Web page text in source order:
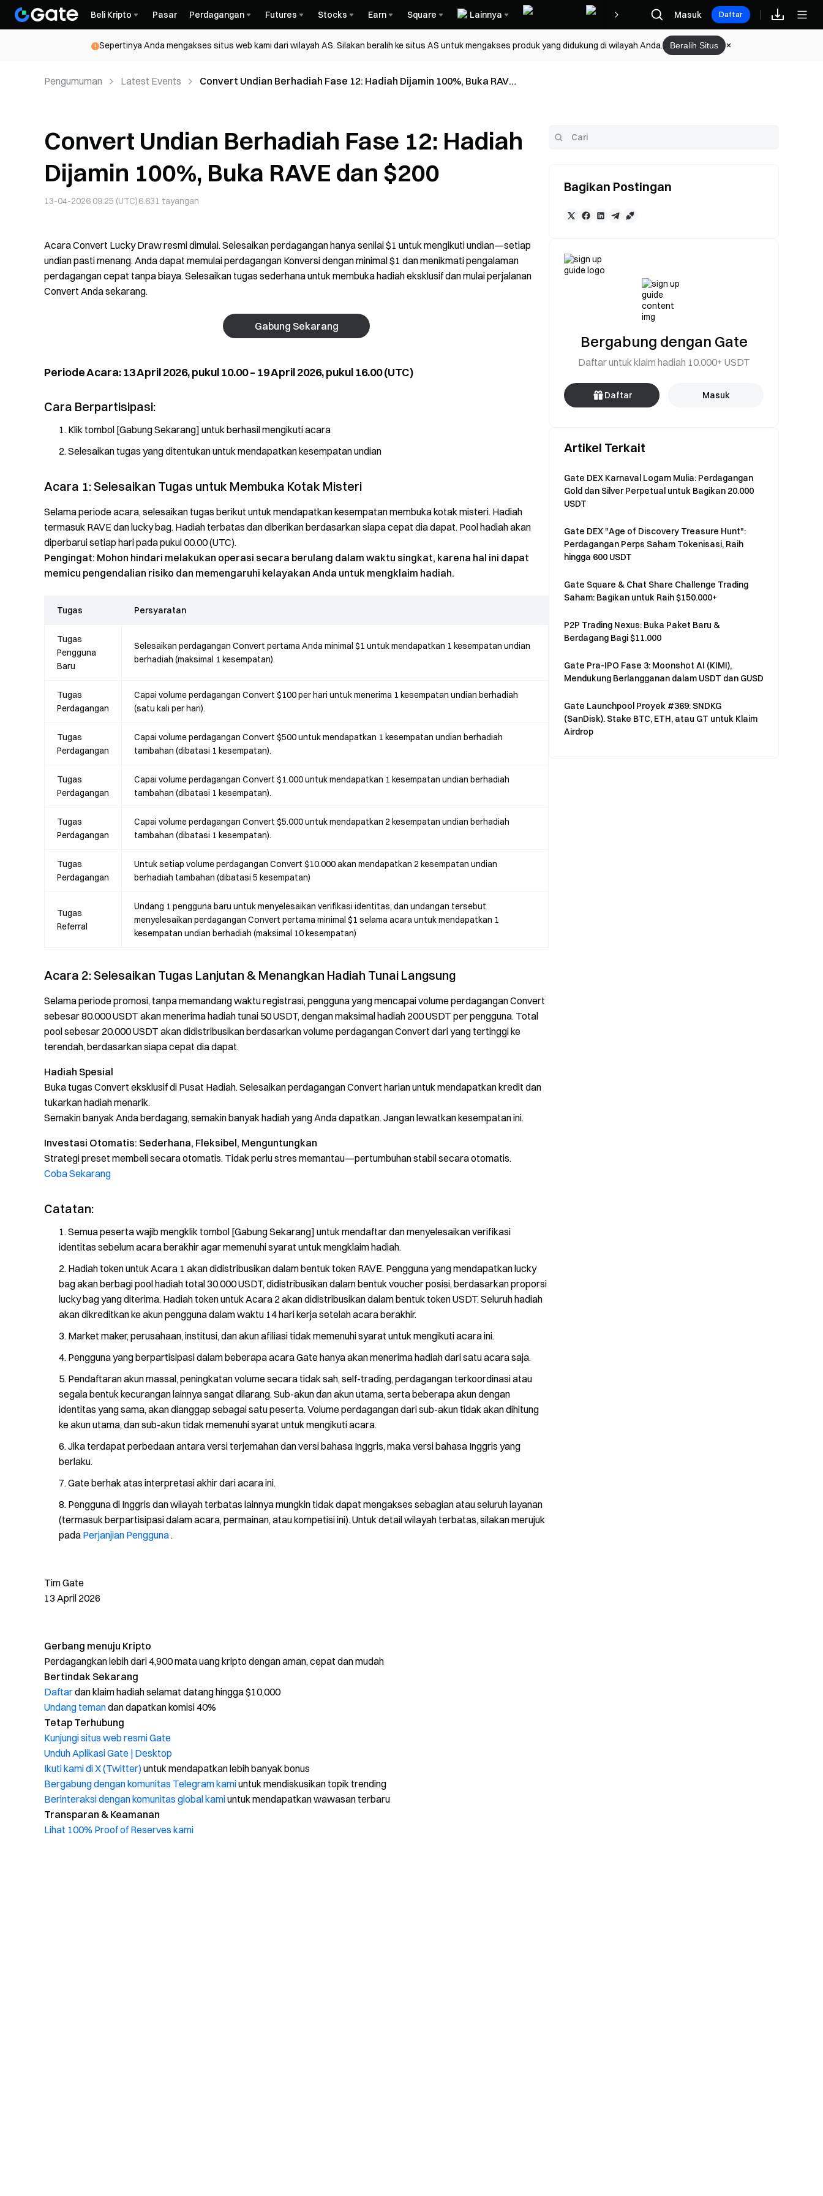
Beli Kripto Pasar Perdagangan Futures Stocks Earn Square Lainnya Hadiah Masuk Daftar
Sepertinya Anda mengakses situs web kami dari wilayah AS. Silakan beralih ke situs AS untuk mengakses produk yang didukung di wilayah Anda. Beralih Situs
Pengumuman Latest Events
Convert Undian Berhadiah Fase 12: Hadiah Dijamin 100%, Buka RAVE
Convert Undian Berhadiah Fase 12: Hadiah
Dijamin 100%, Buka RAVE dan $200
13-04-2026 09.25 (UTC)6.631 tayangan
Acara Convert Lucky Draw resmi dimulai. Selesaikan perdagangan hanya senilai $1 untuk mengikuti undian—setiap
undian pasti menang. Anda dapat memulai perdagangan Konversi dengan minimal $1 dan menikmati pengalaman
perdagangan cepat tanpa biaya. Selesaikan tugas sederhana untuk membuka hadiah eksklusif dan mulai perjalanan
Convert Anda sekarang.
Gabung Sekarang
Periode Acara: 13 April 2026, pukul 10.00 – 19 April 2026, pukul 16.00 (UTC)
Cara Berpartisipasi:
Klik tombol [Gabung Sekarang] untuk berhasil mengikuti acara
Selesaikan tugas yang ditentukan untuk mendapatkan kesempatan undian
Acara 1: Selesaikan Tugas untuk Membuka Kotak Misteri
Selama periode acara, selesaikan tugas berikut untuk mendapatkan kesempatan membuka kotak misteri. Hadiah
termasuk RAVE dan lucky bag. Hadiah terbatas dan diberikan berdasarkan siapa cepat dia dapat. Pool hadiah akan
diperbarui setiap hari pada pukul 00.00 (UTC).
Pengingat: Mohon hindari melakukan operasi secara berulang dalam waktu singkat, karena hal ini dapat
memicu pengendalian risiko dan memengaruhi kelayakan Anda untuk mengklaim hadiah.
Tugas Persyaratan
Tugas
Pengguna
Baru
Selesaikan perdagangan Convert pertama Anda minimal $1 untuk mendapatkan 1 kesempatan undian
berhadiah (maksimal 1 kesempatan).
Tugas
Perdagangan
Capai volume perdagangan Convert $100 per hari untuk menerima 1 kesempatan undian berhadiah
(satu kali per hari).
Tugas
Perdagangan
Capai volume perdagangan Convert $500 untuk mendapatkan 1 kesempatan undian berhadiah
tambahan (dibatasi 1 kesempatan).
Tugas
Perdagangan
Capai volume perdagangan Convert $1.000 untuk mendapatkan 1 kesempatan undian berhadiah
tambahan (dibatasi 1 kesempatan).
Tugas
Perdagangan
Capai volume perdagangan Convert $5.000 untuk mendapatkan 2 kesempatan undian berhadiah
tambahan (dibatasi 1 kesempatan).
Tugas
Perdagangan
Untuk setiap volume perdagangan Convert $10.000 akan mendapatkan 2 kesempatan undian
berhadiah tambahan (dibatasi 5 kesempatan)
Tugas
Referral
Undang 1 pengguna baru untuk menyelesaikan verifikasi identitas, dan undangan tersebut
menyelesaikan perdagangan Convert pertama minimal $1 selama acara untuk mendapatkan 1
kesempatan undian berhadiah (maksimal 10 kesempatan)
Acara 2: Selesaikan Tugas Lanjutan & Menangkan Hadiah Tunai Langsung
Selama periode promosi, tanpa memandang waktu registrasi, pengguna yang mencapai volume perdagangan Convert
sebesar 80.000 USDT akan menerima hadiah tunai 50 USDT, dengan maksimal hadiah 200 USDT per pengguna. Total
pool sebesar 20.000 USDT akan didistribusikan berdasarkan volume perdagangan Convert dari yang tertinggi ke
terendah, berdasarkan siapa cepat dia dapat.
Hadiah Spesial
Buka tugas Convert eksklusif di Pusat Hadiah. Selesaikan perdagangan Convert harian untuk mendapatkan kredit dan
tukarkan hadiah menarik.
Semakin banyak Anda berdagang, semakin banyak hadiah yang Anda dapatkan. Jangan lewatkan kesempatan ini.
Investasi Otomatis: Sederhana, Fleksibel, Menguntungkan
Strategi preset membeli secara otomatis. Tidak perlu stres memantau—pertumbuhan stabil secara otomatis.
Coba Sekarang
Catatan:
Semua peserta wajib mengklik tombol [Gabung Sekarang] untuk mendaftar dan menyelesaikan verifikasi
identitas sebelum acara berakhir agar memenuhi syarat untuk mengklaim hadiah.
Hadiah token untuk Acara 1 akan didistribusikan dalam bentuk token RAVE. Pengguna yang mendapatkan lucky
bag akan berbagi pool hadiah total 30.000 USDT, didistribusikan dalam bentuk voucher posisi, berdasarkan proporsi
lucky bag yang diterima. Hadiah token untuk Acara 2 akan didistribusikan dalam bentuk token USDT. Seluruh hadiah
akan dikreditkan ke akun pengguna dalam waktu 14 hari kerja setelah acara berakhir.
Market maker, perusahaan, institusi, dan akun afiliasi tidak memenuhi syarat untuk mengikuti acara ini.
Pengguna yang berpartisipasi dalam beberapa acara Gate hanya akan menerima hadiah dari satu acara saja.
Pendaftaran akun massal, peningkatan volume secara tidak sah, self-trading, perdagangan terkoordinasi atau
segala bentuk kecurangan lainnya sangat dilarang. Sub-akun dan akun utama, serta beberapa akun dengan
identitas yang sama, akan dianggap sebagai satu peserta. Volume perdagangan dari sub-akun tidak akan dihitung
ke akun utama, dan sub-akun tidak memenuhi syarat untuk mengikuti acara.
Jika terdapat perbedaan antara versi terjemahan dan versi bahasa Inggris, maka versi bahasa Inggris yang
berlaku.
Gate berhak atas interpretasi akhir dari acara ini.
Pengguna di Inggris dan wilayah terbatas lainnya mungkin tidak dapat mengakses sebagian atau seluruh layanan
(termasuk berpartisipasi dalam acara, permainan, atau kompetisi ini). Untuk detail wilayah terbatas, silakan merujuk
pada Perjanjian Pengguna.
Tim Gate
13 April 2026
Gerbang menuju Kripto
Perdagangkan lebih dari 4,900 mata uang kripto dengan aman, cepat dan mudah
Bertindak Sekarang
Daftardan klaim hadiah selamat datang hingga $10,000
Undang temandan dapatkan komisi 40%
Tetap Terhubung
Kunjungi situs web resmi Gate
Unduh Aplikasi Gate | Desktop
Ikuti kami di X (Twitter)untuk mendapatkan lebih banyak bonus
Bergabung dengan komunitas Telegram kamiuntuk mendiskusikan topik trending
Berinteraksi dengan komunitas global kamiuntuk mendapatkan wawasan terbaru
Transparan & Keamanan
Lihat 100% Proof of Reserves kami
Bagikan Postingan
Bergabung dengan Gate
Daftar untuk klaim hadiah 10.000+ USDT
Daftar Masuk
Artikel Terkait
Gate DEX Karnaval Logam Mulia: Perdagangan
Gold dan Silver Perpetual untuk Bagikan 20.000
USDT
Gate DEX "Age of Discovery Treasure Hunt":
Perdagangan Perps Saham Tokenisasi, Raih
hingga 600 USDT
Gate Square & Chat Share Challenge Trading
Saham: Bagikan untuk Raih $150.000+
P2P Trading Nexus: Buka Paket Baru &
Berdagang Bagi $11.000
Gate Pra-IPO Fase 3: Moonshot AI (KIMI),
Mendukung Berlangganan dalam USDT dan GUSD
Gate Launchpool Proyek #369: SNDKG
(SanDisk). Stake BTC, ETH, atau GT untuk Klaim
Airdrop